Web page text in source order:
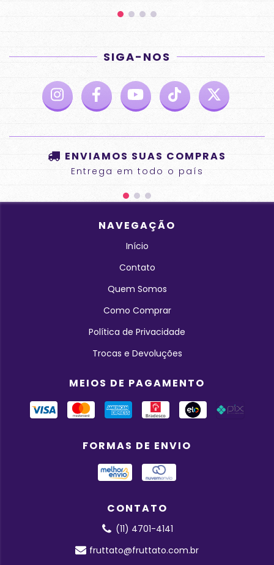
SIGA-NOS
ENVIAMOS SUAS COMPRAS
Entrega em todo o país
NAVEGAÇÃO
Início
Contato
Quem Somos
Como Comprar
Política de Privacidade
Trocas e Devoluções
MEIOS DE PAGAMENTO
FORMAS DE ENVIO
CONTATO
(11) 4701-4141
fruttato@fruttato.com.br